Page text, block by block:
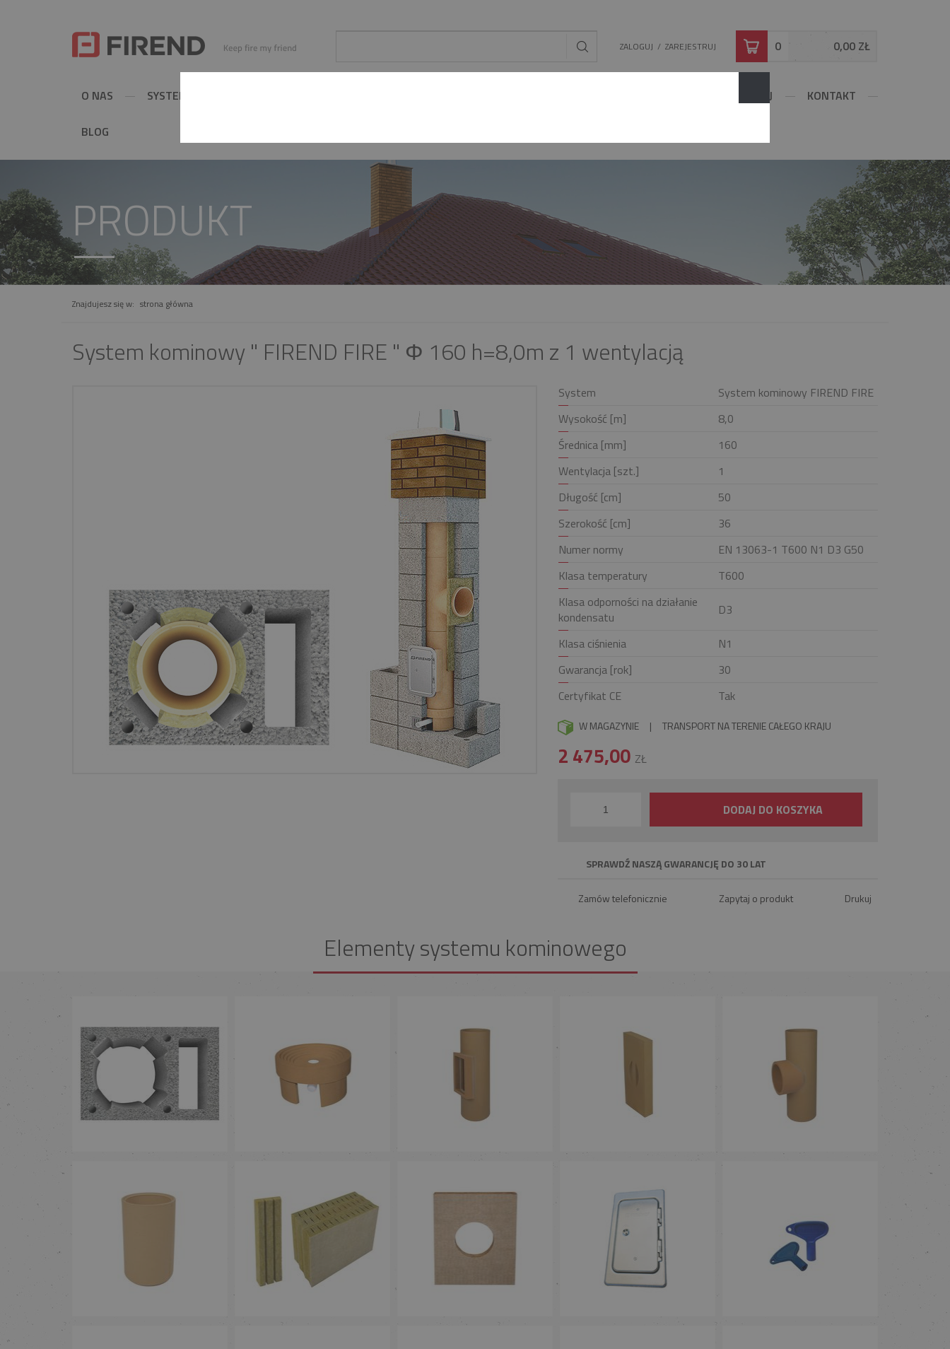
ZALOGUJ /ZAREJESTRUJ 0 0,00 ZŁ
O NAS SYSTEMY KOMINOWE KONFIGURUJ KONTAKT
BLOG
PRODUKT
Znajdujesz się w: strona główna
System kominowy " FIREND FIRE " Φ 160 h=8,0m z 1 wentylacją
System
System kominowy FIREND FIRE
Wysokość [m]
8,0
Średnica [mm]
160
Wentylacja [szt.]
1
Długość [cm]
50
Szerokość [cm]
36
Numer normy
EN 13063-1 T600 N1 D3 G50
Klasa temperatury
T600
Klasa odporności na działanie
kondensatu
D3
Klasa ciśnienia
N1
Gwarancja [rok]
30
Certyfikat CE
Tak
W MAGAZYNIE | TRANSPORT NA TERENIE CAŁEGO KRAJU
2 475,00 ZŁ
DODAJ DO KOSZYKA
SPRAWDŹ NASZĄ GWARANCJĘ DO 30 LAT
Zamów telefonicznie Zapytaj o produkt Drukuj
Elementy systemu kominowego